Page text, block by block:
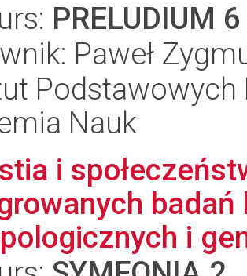
PRELUDIUM 6
Paweł
Nauk
i
i